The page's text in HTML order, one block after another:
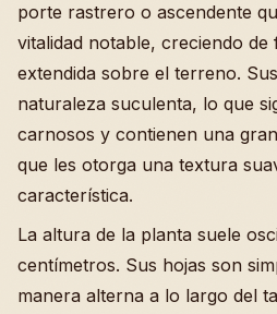
porte rastrero o ascendente
vitalidad notable, creciendo
extendida sobre el terreno.
naturaleza suculenta, lo que
carnosos y contienen una
que les otorga una textura
característica.
La altura de la planta suele
centímetros. Sus hojas son
manera alterna a lo largo del